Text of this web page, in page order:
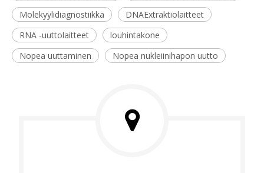
Molekyylidiagnostiikka
DNAExtraktiolaitteet
RNA -uuttolaitteet
louhintakone
Nopea uuttaminen
Nopea nukleiinihapon uutto